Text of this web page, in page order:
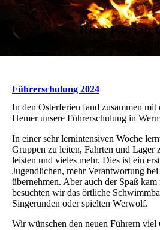
Ring Florian
Pfadfinder
Führerschulung 2024
In den Osterferien fand zusammen mit
Hemer unsere Führerschulung in
In einer sehr lernintensiven Woche
Gruppen zu leiten, Fahrten und Lager
leisten und vieles mehr. Dies ist ein
Jugendlichen, mehr Verantwortung
übernehmen. Aber auch der Spaß
besuchten wir das örtliche
Singerunden oder spielten Werwolf.
Wir wünschen den neuen Führern